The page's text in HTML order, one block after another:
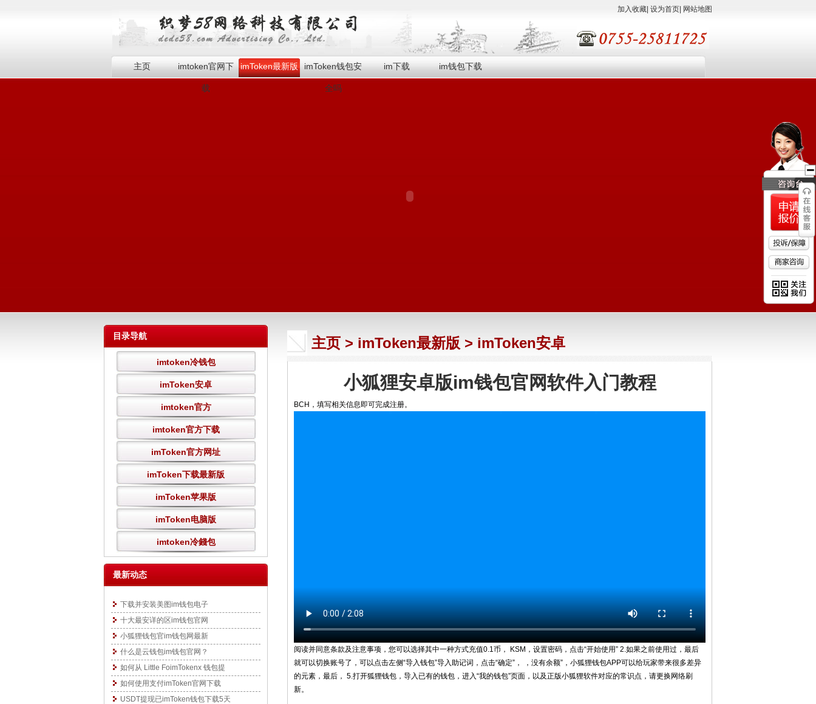
加入收藏 设为首页 网站地图
主页 imtoken官网下
载
imToken最新版 imToken钱包安
全吗
im下载 im钱包下载
目录导航
imtoken冷钱包
imToken安卓
imtoken官方
imtoken官方下载
imToken官方网址
imToken下载最新版
imToken苹果版
imToken电脑版
imtoken冷錢包
最新动态
下载并安装美图im钱包电子
十大最安详的区im钱包官网
小狐狸钱包官im钱包网最新
什么是云钱包im钱包官网？
如何从 Little FoimTokenx 钱包提
如何使用支付imToken官网下载
USDT提现已imToken钱包下载5天
主页 > imToken最新版 > imToken安卓
小狐狸安卓版im钱包官网软件入门教程
BCH，填写相关信息即可完成注册。
阅读并同意条款及注意事项，您可以选择其中一种方式充值0.1币， KSM，设置密码，点击“开始使用” 2.如果之前使用过，最后
就可以切换账号了，可以点击左侧“导入钱包”导入助记词，点击“确定”， ，没有余额”，小狐狸钱包APP可以给玩家带来很多差异
的元素，最后， 5.打开狐狸钱包，导入已有的钱包，进入“我的钱包”页面，以及正版小狐狸软件对应的常识点，请更换网络刷
新。